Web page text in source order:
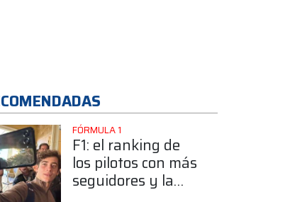
FÓRMULA 1
F1: el ranking de
los pilotos con más
seguidores y la